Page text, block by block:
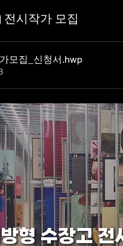
시작가 모집
모집_신청서.hwp